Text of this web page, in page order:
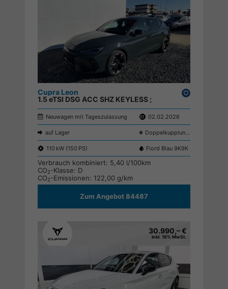
Cupra Leon
1.5 eTSI DSG ACC SHZ KEYLESS ;
Neuwagen mit Tageszulassung 02.02.2026
auf Lager Doppelkupplungsgetriebe (DSG)
110 kW (150 PS) Fiord Blau 9K9K
Verbrauch kombiniert: 5,40 l/100km
CO2-Klasse: D
CO2-Emissionen: 122,00 g/km
Zum Angebot 84487
30.990,– €
inkl. 19% MwSt.